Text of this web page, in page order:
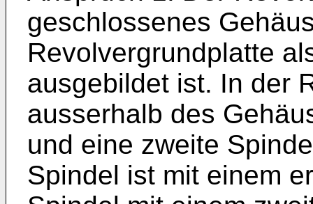
geschlossenes
Revolvergrundplatte
ausgebildet ist. In der
ausserhalb des
und eine zweite
Spindel ist mit einem